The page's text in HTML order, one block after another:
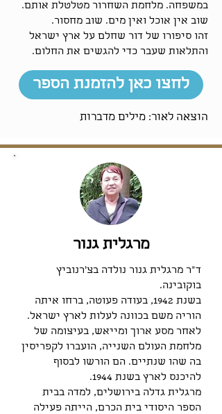
במשפחה. מלחמת השחרור מטלטלת אותם.
שוב אין אוכל ואין מים. שוב מחסור.
זהו סיפורו של דור שחלם על ארץ ישראל
והתלאות שעבר כדי להגשים את החלום.
לחצו כאן להזמנת הספר
הוצאה לאור: מילים מדברות
מרגלית גנור
ד"ר מרגלית גנור נולדה בצ'רנוביץ
בוקובינה.
בשנת 1942, בעודה פעוטה, ברחו איתה
הוריה משם בכוונה לעלות לארץ ישראל.
לאחר מסע ארוך ומייאש, בעיצומה של
מלחמת העולם השנייה, הועברו לקפריסין
בה שהו שנתיים. הם הורשו לבסוף
להיכנס לארץ בשנת 1944.
מרגלית גדלה בירושלים, למדה בבית
הספר היסודי בית הכרם, הייתה פעילה